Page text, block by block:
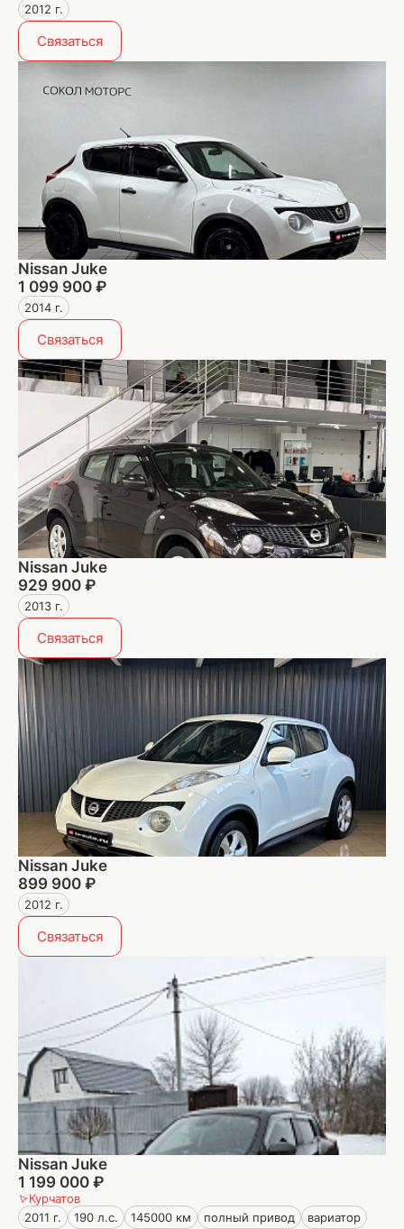
2012 г.
Связаться
Nissan Juke
1 099 900 ₽
2014 г.
Связаться
Nissan Juke
929 900 ₽
2013 г.
Связаться
Nissan Juke
899 900 ₽
2012 г.
Связаться
Nissan Juke
1 199 000 ₽
Курчатов
2011 г.
190 л.с. 145000 км полный привод вариатор